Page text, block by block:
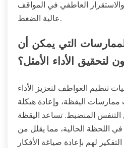
العاطفي في المواقف
عالية الضغط.
التي يمكن أن
لتحقيق الأداء الأمثل؟
تنظيم العواطف لتعزيز الأداء
ممارسات اليقظة، وإعادة هيكلة
التنفس المنضبط. تساعد اليقظة
في اللحظة الحالية، مما يقلل من
لهم بإعادة صياغة الأفكار